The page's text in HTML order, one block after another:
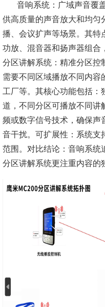
音响系统：广域声音覆
供高质量的声音放大和均匀
播、会议扩声等场景。其特
功放、混音器和扬声器组合
分区讲解系统：精准分区控
需要不同区域播放不同内容
工厂等。其核心功能包括：
道，不同分区可播放不同讲
频或数字信号技术，确保声
音干扰。可扩展性：系统支
范围。对比结论：音响系统
分区讲解系统更注重内容的